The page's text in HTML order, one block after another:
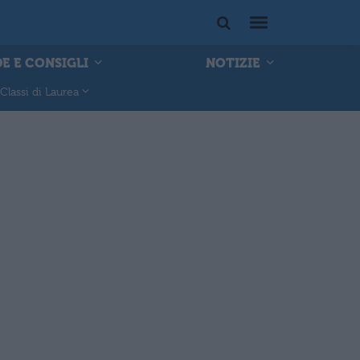
E CONSIGLI NOTIZIE
Classi di Laurea